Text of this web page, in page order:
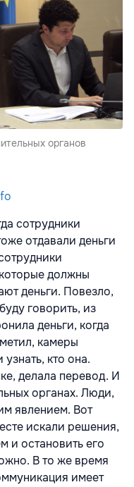
органов
сотрудники
отдавали деньги
должны
деньги. Повезло,
говорить, из
деньги, когда
камеры
кто она.
делала перевод. И
органах. Люди,
явлением. Вот
искали решения,
и остановить его
В то же время
имеет